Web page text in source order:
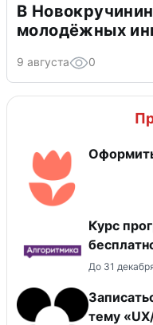
В
молодёжных
9 августа 0
Курс
До 31
тему